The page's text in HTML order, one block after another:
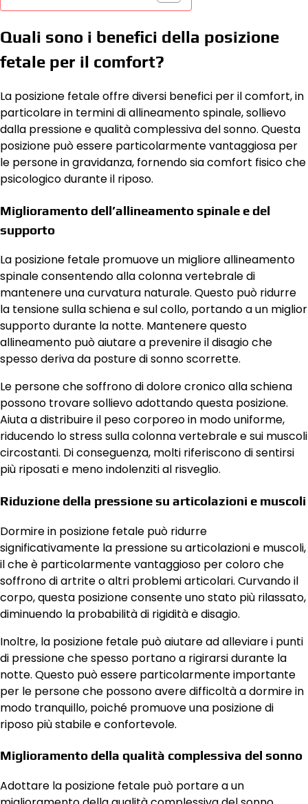
Quali sono i benefici della posizione
fetale per il comfort?
La posizione fetale offre diversi benefici per il comfort, in
particolare in termini di allineamento spinale, sollievo
dalla pressione e qualità complessiva del sonno. Questa
posizione può essere particolarmente vantaggiosa per
le persone in gravidanza, fornendo sia comfort fisico che
psicologico durante il riposo.
Miglioramento dell’allineamento spinale e del
supporto
La posizione fetale promuove un migliore allineamento
spinale consentendo alla colonna vertebrale di
mantenere una curvatura naturale. Questo può ridurre
la tensione sulla schiena e sul collo, portando a un miglior
supporto durante la notte. Mantenere questo
allineamento può aiutare a prevenire il disagio che
spesso deriva da posture di sonno scorrette.
Le persone che soffrono di dolore cronico alla schiena
possono trovare sollievo adottando questa posizione.
Aiuta a distribuire il peso corporeo in modo uniforme,
riducendo lo stress sulla colonna vertebrale e sui muscoli
circostanti. Di conseguenza, molti riferiscono di sentirsi
più riposati e meno indolenziti al risveglio.
Riduzione della pressione su articolazioni e muscoli
Dormire in posizione fetale può ridurre
significativamente la pressione su articolazioni e muscoli,
il che è particolarmente vantaggioso per coloro che
soffrono di artrite o altri problemi articolari. Curvando il
corpo, questa posizione consente uno stato più rilassato,
diminuendo la probabilità di rigidità e disagio.
Inoltre, la posizione fetale può aiutare ad alleviare i punti
di pressione che spesso portano a rigirarsi durante la
notte. Questo può essere particolarmente importante
per le persone che possono avere difficoltà a dormire in
modo tranquillo, poiché promuove una posizione di
riposo più stabile e confortevole.
Miglioramento della qualità complessiva del sonno
Adottare la posizione fetale può portare a un